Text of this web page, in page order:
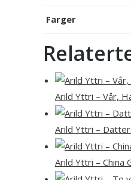
Farger
Arild Yttri – Vår,
Arild Yttri –
Arild Yttri – China